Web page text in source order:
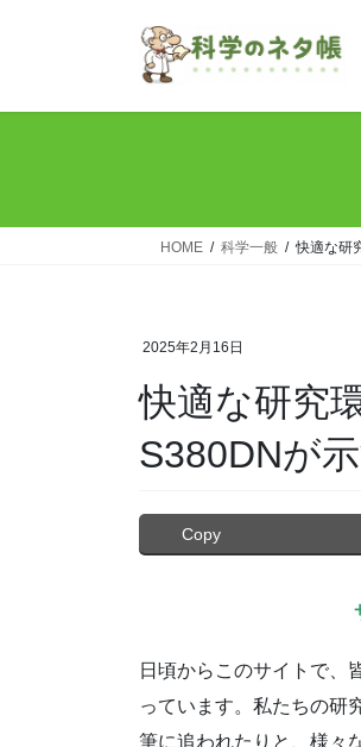
HOME 科学一般 快適な研
2025年2月16日
快適な研究
S380DNが
Copy
日頃からこのサイトで、
っています。私たちの研
筆に追われたりと、様々